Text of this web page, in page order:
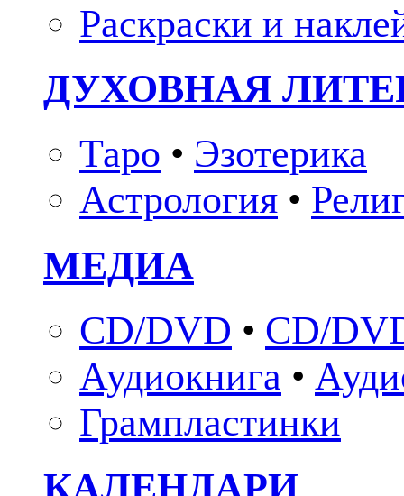
Раскраски и
ДУХОВНАЯ
Таро • Эзотерика
Астрология •
МЕДИА
CD/DVD • CD/
Аудиокнига •
Грампластинки